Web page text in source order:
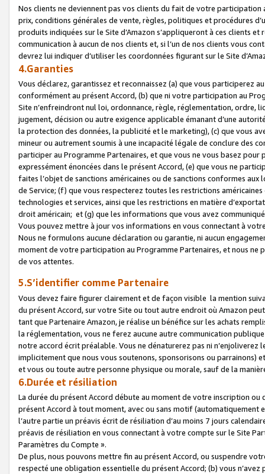
Nos clients ne deviennent pas vos clients du fait de votre
prix, conditions générales de vente, règles, politiques et procédures
produits indiquées sur le Site d’Amazon s’appliqueront à ces clients
communication à aucun de nos clients et, si l’un de nos clients vous
devrez lui indiquer d’utiliser les coordonnées figurant sur le Site
4.Garanties
Vous déclarez, garantissez et reconnaissez (a) que vous participerez
conformément au présent Accord, (b) que ni votre participation au
Site n’enfreindront nul loi, ordonnance, règle, réglementation, ordre,
jugement, décision ou autre exigence applicable émanant d’une
la protection des données, la publicité et le marketing), (c) que vous
mineur ou autrement soumis à une incapacité légale de conclure des
participer au Programme Partenaires, et que vous ne vous basez
expressément énoncées dans le présent Accord, (e) que vous ne
faites l’objet de sanctions américaines ou de sanctions conformes
de Service; (f) que vous respecterez toutes les restrictions
technologies et services, ainsi que les restrictions en matière
droit américain; et (g) que les informations que vous avez
Vous pouvez mettre à jour vos informations en vous connectant à
Nous ne formulons aucune déclaration ou garantie, ni aucun
moment de votre participation au Programme Partenaires, et nous
de vos attentes.
5.S’identifier comme Partenaire
Vous devez faire figurer clairement et de façon visible la mention
du présent Accord, sur votre Site ou tout autre endroit où Amazon
tant que Partenaire Amazon, je réalise un bénéfice sur les achats
la réglementation, vous ne ferez aucune autre communication
notre accord écrit préalable. Vous ne dénaturerez pas ni
implicitement que nous vous soutenons, sponsorisons ou parrainons)
et vous ou toute autre personne physique ou morale, sauf de la
6.Durée et résiliation
La durée du présent Accord débute au moment de votre inscription
présent Accord à tout moment, avec ou sans motif (automatiquement
l’autre partie un préavis écrit de résiliation d’au moins 7 jours
préavis de résiliation en vous connectant à votre compte sur le Site
Paramètres du Compte ».
De plus, nous pouvons mettre fin au présent Accord, ou suspendre
respecté une obligation essentielle du présent Accord; (b) vous